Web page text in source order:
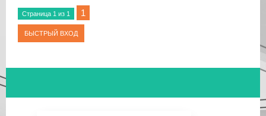
Страница 1 из 1 1